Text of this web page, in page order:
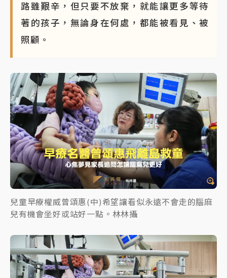
路雖艱辛，但只要不放棄，就能讓更多等待
著的孩子，無論身在何處，都能被看見、被
照顧。
兒童早療權威曾頌惠(中)希望讓看似永遠不會走的腦麻
兒有機會坐好或站好一點。林林攝